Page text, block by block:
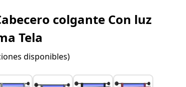
colgante Con luz
Tela
disponibles)